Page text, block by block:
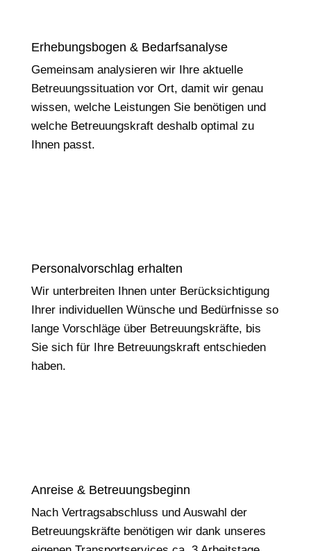
Erhebungsbogen & Bedarfsanalyse
Gemeinsam analysieren wir Ihre aktuelle
Betreuungssituation vor Ort, damit wir genau
wissen, welche Leistungen Sie benötigen und
welche Betreuungskraft deshalb optimal zu
Ihnen passt.
Personalvorschlag erhalten
Wir unterbreiten Ihnen unter Berücksichtigung
Ihrer individuellen Wünsche und Bedürfnisse so
lange Vorschläge über Betreuungskräfte, bis
Sie sich für Ihre Betreuungskraft entschieden
haben.
Anreise & Betreuungsbeginn
Nach Vertragsabschluss und Auswahl der
Betreuungskräfte benötigen wir dank unseres